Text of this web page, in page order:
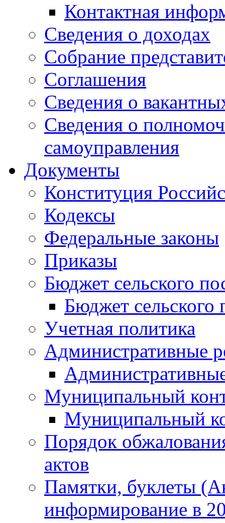
Контактная
Сведения о доходах
Собрание
Соглашения
Сведения о
Сведения о
самоуправления
Документы
Конституция
Кодексы
Федеральные законы
Приказы
Бюджет сельского
Бюджет сельского
Учетная политика
Административные
Муниципальный
Муниципальный
Порядок
актов
Памятки, буклеты
информирование в